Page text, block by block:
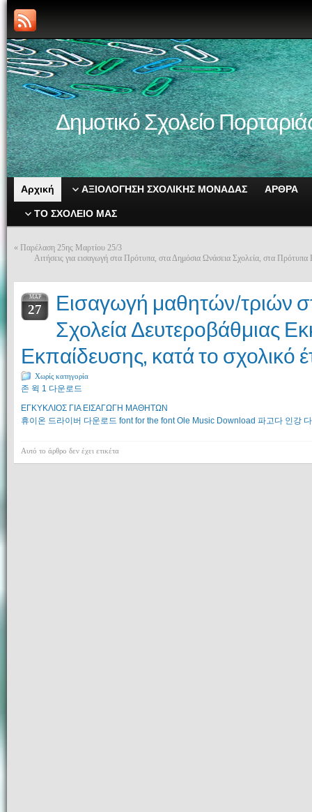
Δημοτικό Σχολείο
Αρχική ΑΞΙΟΛΟΓΗΣΗ ΣΧΟΛΙΚΗΣ ΜΟΝΑΔΑΣ ΑΡΘΡΑ
ΤΟ ΣΧΟΛΕΙΟ ΜΑΣ
« Παρέλαση 25ης Μαρτίου 25/3
Αιτήσεις για εισαγωγή στα Πρότυπα, στα Δημόσια Ωνάσεια Σχολεία, στα Πρότυπα
ΜΑΡ
27
Εισαγωγή μαθητών/τριών
Σχολεία Δευτεροβάθμιας
Εκπαίδευσης, κατά το σχολικό
Χωρίς κατηγορία
존 윅 1 다운로드
ΕΓΚΥΚΛΙΟΣ ΓΙΑ ΕΙΣΑΓΩΓΗ ΜΑΘΗΤΩΝ
휴이온 드라이버 다운로드 font for the font Ole Music Download 파고다 인강
Αυτό το άρθρο δεν έχει ετικέτα